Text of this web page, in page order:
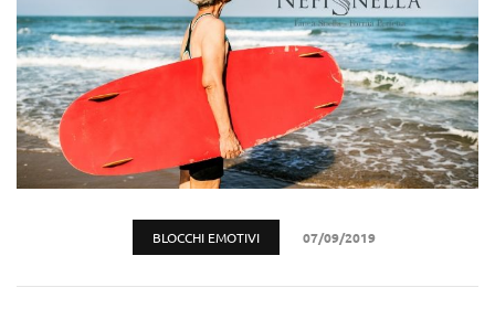
BLOCCHI EMOTIVI 07/09/2019